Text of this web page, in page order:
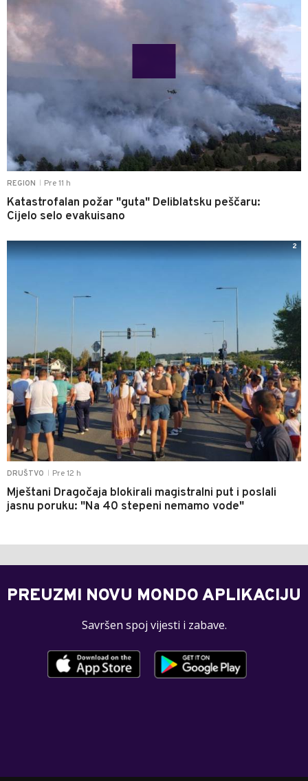
REGION Pre 11 h
Katastrofalan požar "guta" Deliblatsku peščaru:
Cijelo selo evakuisano
DRUŠTVO Pre 12 h
Mještani Dragočaja blokirali magistralni put i poslali
jasnu poruku: "Na 40 stepeni nemamo vode"
2
PREUZMI NOVU MONDO APLIKACIJU
Savršen spoj vijesti i zabave.